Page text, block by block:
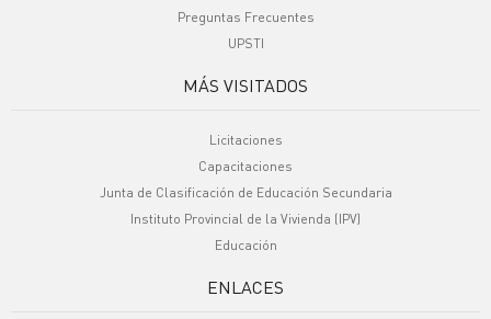
Preguntas Frecuentes
UPSTI
MÁS VISITADOS
Licitaciones
Capacitaciones
Junta de Clasificación de Educación Secundaria
Instituto Provincial de la Vivienda (IPV)
Educación
ENLACES